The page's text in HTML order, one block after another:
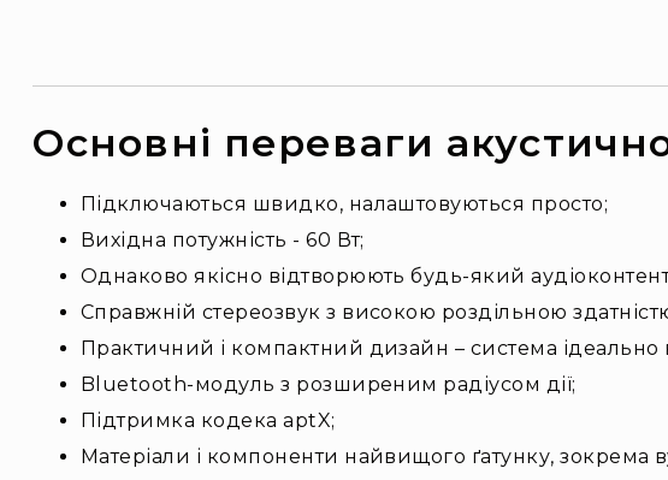
Основні переваги
Підключаються швидко, налаштовуються просто;
Вихідна потужність - 60 Вт;
Однаково якісно відтворюють будь-який
Справжній стереозвук з високою роздільною
Практичний і компактний дизайн – система ідеально
Bluetooth-модуль з розширеним радіусом дії;
Підтримка кодека aptX;
Матеріали і компоненти найвищого ґатунку, зокрема